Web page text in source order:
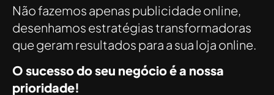
Não fazemos apenas publicidade online,
desenhamos estratégias transformadoras
que geram resultados para a sua loja online.
O sucesso do seu negócio é a nossa
prioridade!